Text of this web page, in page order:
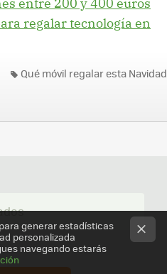
regalar tecnología en
Qué móvil regalar esta Navidad
generar estadísticas
personalizada
navegando estarás